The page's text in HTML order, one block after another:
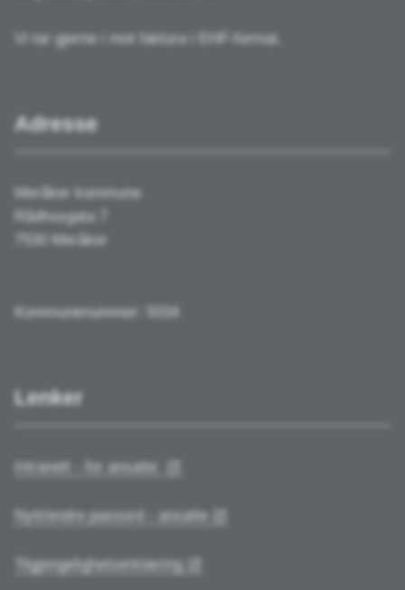
Vi tar gjerne i mot faktura i EHF-format.
Adresse
Meråker kommune
Rådhusgata 7
7530 Meråker
Kommunenummer: 5034
Lenker
Intranett - for ansatte
Nytt/endre passord - ansatte
Tilgjengelighetserklæring